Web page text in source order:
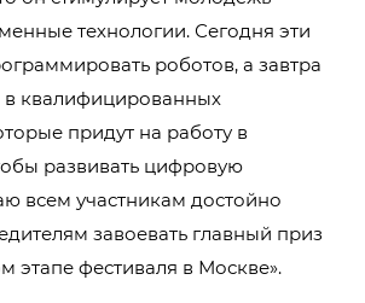
технологии. Сегодня эти
роботов, а завтра
в квалифицированных
придут на работу в
развивать цифровую
всем участникам достойно
завоевать главный приз
этапе фестиваля в Москве».